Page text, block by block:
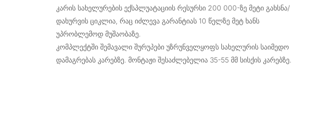
კარის სახელურების ექსპლუატაციის რესურსი 200 000-ზე მეტი გახსნა/
დახურვის ციკლია, რაც იძლევა გარანტიას 10 წელზე მეტ ხანს
უპრობლემოდ მუშაობაზე.
კომპლექტში შემავალი შურუპები უზრუნველყოფს სახელურის საიმედო
დამაგრებას კარებზე. მონტაჟი შესაძლებელია 35-55 მმ სისქის კარებზე.